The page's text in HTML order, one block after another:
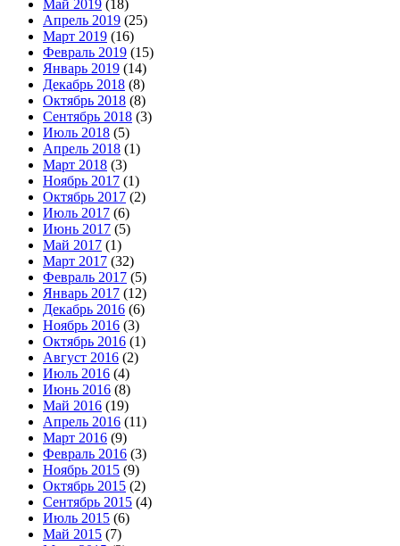
Май 2019 (18)
Апрель 2019 (25)
Март 2019 (16)
Февраль 2019 (15)
Январь 2019 (14)
Декабрь 2018 (8)
Октябрь 2018 (8)
Сентябрь 2018 (3)
Июль 2018 (5)
Апрель 2018 (1)
Март 2018 (3)
Ноябрь 2017 (1)
Октябрь 2017 (2)
Июль 2017 (6)
Июнь 2017 (5)
Май 2017 (1)
Март 2017 (32)
Февраль 2017 (5)
Январь 2017 (12)
Декабрь 2016 (6)
Ноябрь 2016 (3)
Октябрь 2016 (1)
Август 2016 (2)
Июль 2016 (4)
Июнь 2016 (8)
Май 2016 (19)
Апрель 2016 (11)
Март 2016 (9)
Февраль 2016 (3)
Ноябрь 2015 (9)
Октябрь 2015 (2)
Сентябрь 2015 (4)
Июль 2015 (6)
Май 2015 (7)